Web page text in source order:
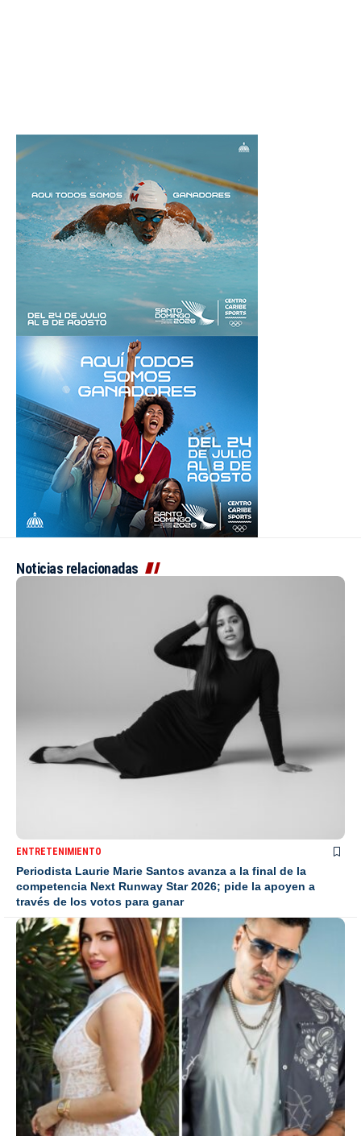
Noticias relacionadas
ENTRETENIMIENTO
Periodista Laurie Marie Santos avanza a la final de la
competencia Next Runway Star 2026; pide la apoyen a
través de los votos para ganar